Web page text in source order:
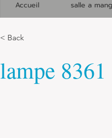
Accueil salle a
< Back
lampe 8361